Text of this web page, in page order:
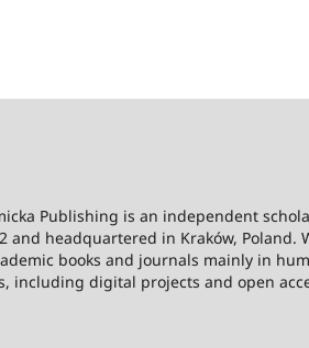
Publishing is an independent
and headquartered in Kraków, Poland.
books and journals mainly in
including digital projects and open